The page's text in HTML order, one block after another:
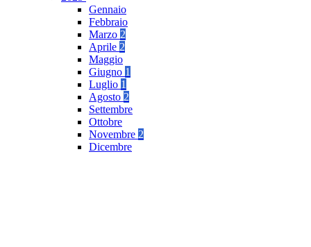
Gennaio
Febbraio
Marzo 2
Aprile 2
Maggio
Giugno 1
Luglio 1
Agosto 2
Settembre
Ottobre
Novembre 2
Dicembre